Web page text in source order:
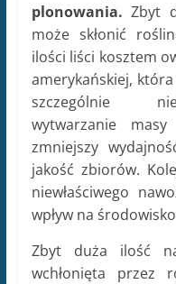
plonowania. Zbyt
może skłonić
ilości liści kosztem
amerykańskiej,
szczególnie
wytwarzanie
zmniejszy
jakość zbiorów.
niewłaściwego
wpływ na
Zbyt duża ilość
wchłonięta przez